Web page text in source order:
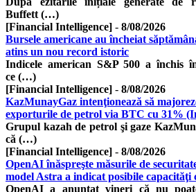
Buffett (…)
[Financial Intelligence] - 8/08/2026
Bursele americane au încheiat
atins un nou record istoric
Indicele american S&P 500 a închis
ce (…)
[Financial Intelligence] - 8/08/2026
KazMunayGaz intenţionează să
exporturile de petrol via BTC cu 31%
Grupul kazah de petrol şi gaze
că (…)
[Financial Intelligence] - 8/08/2026
OpenAI înăspreşte măsurile de
model Astra a indicat posibile capacităţi
OpenAI a anunţat vineri că nu